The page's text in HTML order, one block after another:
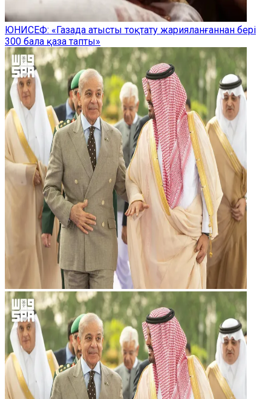
ЮНИСЕФ: «Газада атысты тоқтату жарияланғаннан бері
300 бала қаза тапты»